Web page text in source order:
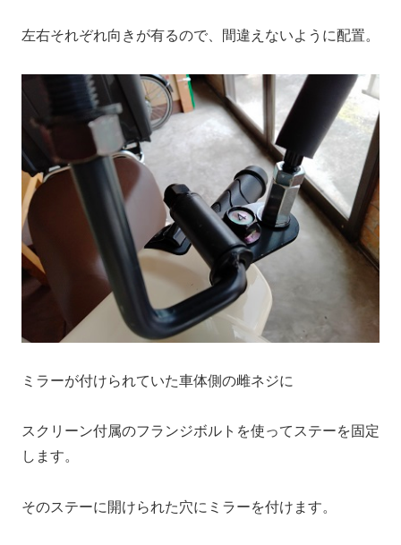
左右それぞれ向きが有るので、間違えないように配置。
ミラーが付けられていた車体側の雌ネジに
スクリーン付属のフランジボルトを使ってステーを固定
します。
そのステーに開けられた穴にミラーを付けます。